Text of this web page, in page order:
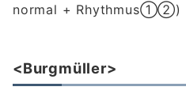
normal + Rhythmus①②)
<Burgmüller>